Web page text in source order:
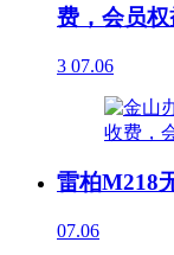
费，会员
3 07.06
雷柏M218
07.06